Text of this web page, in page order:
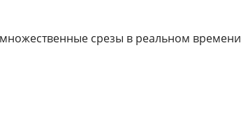
дистальной зоны на линейном
срезы в реальном времени